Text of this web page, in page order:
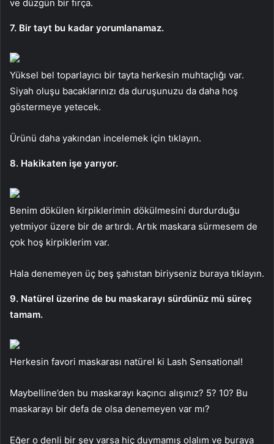
ve düzgün bir fırça.
7. Bir tayt bu kadar yorumlanamaz.
Yüksel bel toparlayıcı bir tayta herkesin muhtaçlığı var.
Siyah oluşu bacaklarınızı da duruşunuzu da daha hoş
göstermeye yetecek.
Ürünü daha yakından incelemek için tıklayın.
8. Hakikaten işe yarıyor.
Benim dökülen kirpiklerimin dökülmesini durdurduğu
yetmiyor üzere bir de artırdı. Artık maskara sürmesem de
çok hoş kirpiklerim var.
Hala denemeyen üç beş şahıstan biriyseniz buraya tıklayın.
9. Natürel üzerine de bu maskarayı sürdünüz mü süreç
tamam.
Herkesin favori maskarası natürel ki Lash Sensational!
Maybelline’den bu maskarayı kaçıncı alışınız? 5? 10? Bu
maskarayı bir defa de olsa denemeyen var mı?
Eğer o denli bir şey varsa hiç duymamış olalım ve buraya